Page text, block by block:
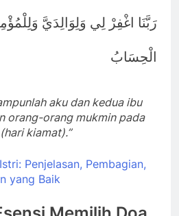
رَبَّنَا اغْفِرْ لِي وَلِوَالِدَيَّ
الْحِسَابُ
aku dan kedua ibu
orang-orang mukmin pada
kiamat).”
Penjelasan, Pembagian,
yang Baik